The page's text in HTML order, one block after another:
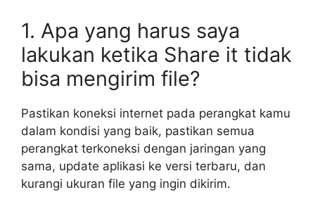
1. Apa yang harus saya
lakukan ketika Share it tidak
bisa mengirim file?
Pastikan koneksi internet pada perangkat kamu
dalam kondisi yang baik, pastikan semua
perangkat terkoneksi dengan jaringan yang
sama, update aplikasi ke versi terbaru, dan
kurangi ukuran file yang ingin dikirim.